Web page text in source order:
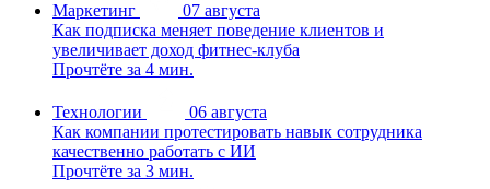
Маркетинг
07 августа
Как подписка меняет поведение клиентов и
увеличивает доход фитнес-клуба
Прочтёте за 4 мин.
Технологии
06 августа
Как компании протестировать навык сотрудника
качественно работать с ИИ
Прочтёте за 3 мин.